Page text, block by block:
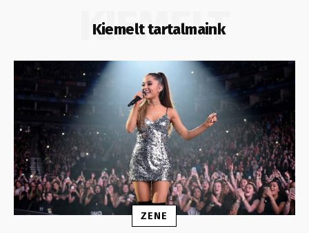
Kiemelt tartalmaink
KIEMELT
ZENE